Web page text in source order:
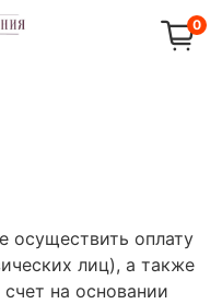
0
осуществить оплату
лиц), а также
на основании